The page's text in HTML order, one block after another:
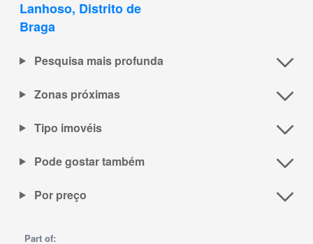
Lanhoso, Distrito de
Braga
Pesquisa mais profunda
Zonas próximas
Tipo imovéis
Pode gostar também
Por preço
Part of: